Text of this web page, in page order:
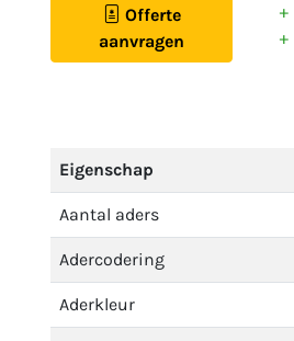
Offerte
aanvragen
Eigenschap
Aantal aders
Adercodering
Aderkleur